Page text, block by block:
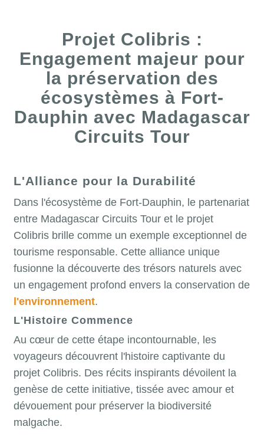
Projet Colibris :
Engagement majeur pour
la préservation des
écosystèmes à Fort-
Dauphin avec Madagascar
Circuits Tour
L'Alliance pour la Durabilité
Dans l'écosystème de Fort-Dauphin, le partenariat
entre Madagascar Circuits Tour et le projet
Colibris brille comme un exemple exceptionnel de
tourisme responsable. Cette alliance unique
fusionne la découverte des trésors naturels avec
un engagement profond envers la conservation de
l'environnement.
L'Histoire Commence
Au cœur de cette étape incontournable, les
voyageurs découvrent l'histoire captivante du
projet Colibris. Des récits inspirants dévoilent la
genèse de cette initiative, tissée avec amour et
dévouement pour préserver la biodiversité
malgache.